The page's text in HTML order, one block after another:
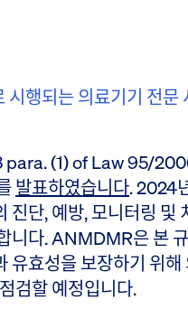
행되는 의료기기 전문
(1) of Law 95/
발표하였습니다. 2024
진단, 예방, 모니터링 및
니다. ANMDMR은 본
유효성을 보장하기 위
검할 예정입니다.